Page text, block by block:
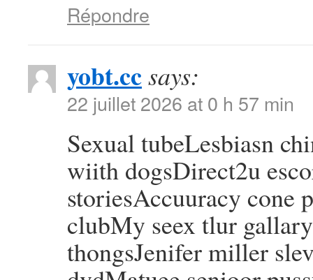
Répondre
yobt.ccsays:
22 juillet 2026 at 0 h 57 min
Sexual tubeLesbiasn
wiith dogsDirect2u
storiesAccuuracy cone
clubMy seex tlur
thongsJenifer miller